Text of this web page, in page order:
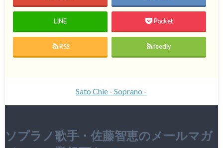
LINE Pocket
RSS feedly
Sato Chie - Soprano -
ソプラノ歌手・佐藤智恵のメールマガ